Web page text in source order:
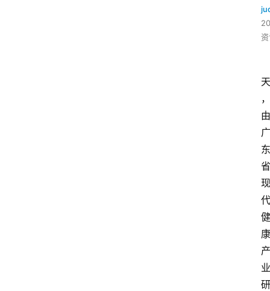
天
，
由
广
东
省
现
代
健
康
产
业
研